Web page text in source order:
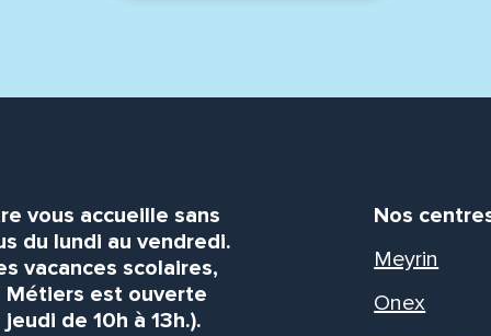
vous accueille sans
du lundi au vendredi.
vacances scolaires,
Métiers est ouverte
de 10h à 13h.).
Nos
Meyrin
Onex